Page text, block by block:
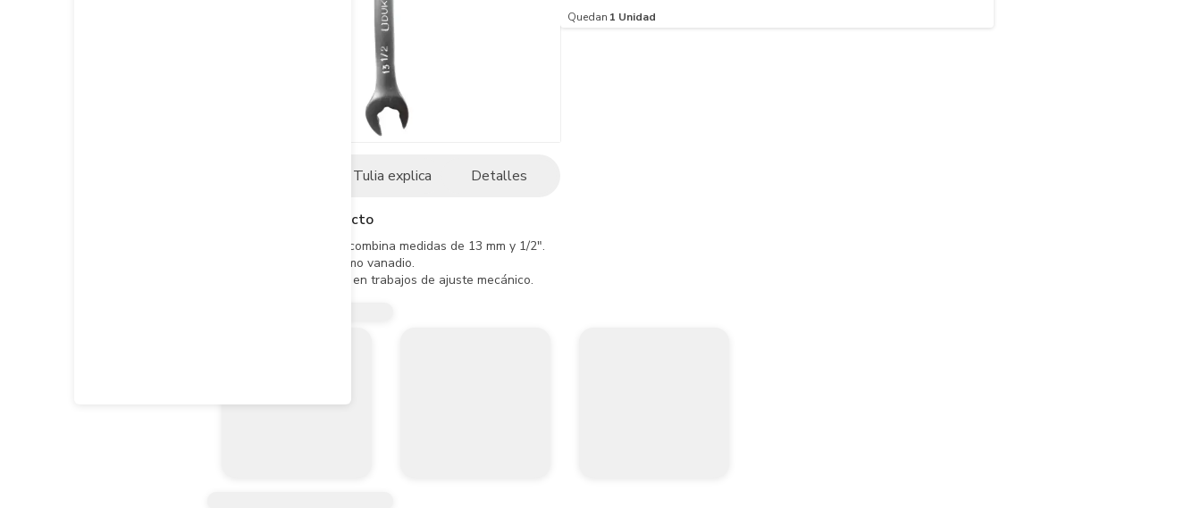
Tulia explica Detalles
Descripción del producto
- Llave mixta 2 en 1 que combina medidas de 13 mm y 1/2".
- Fabricada en acero cromo vanadio.
- Ofreciendo versatilidad en trabajos de ajuste mecánico.
Quedan 1 Unidad